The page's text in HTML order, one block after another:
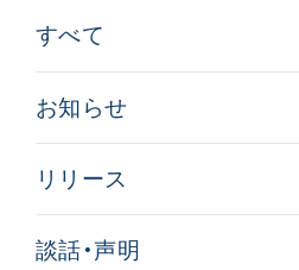
すべて
お知らせ
リリース
談話・声明